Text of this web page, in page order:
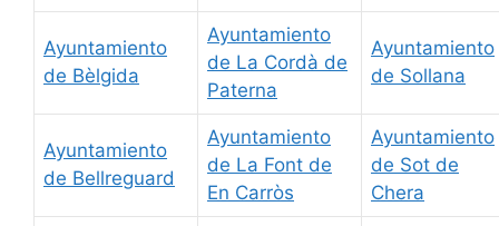
Ayuntamiento
de Bèlgida
Ayuntamiento
de La Cordà de
Paterna
Ayuntamiento
de Sollana
Ayuntamiento
de Bellreguard
Ayuntamiento
de La Font de
En Carròs
Ayuntamiento
de Sot de
Chera